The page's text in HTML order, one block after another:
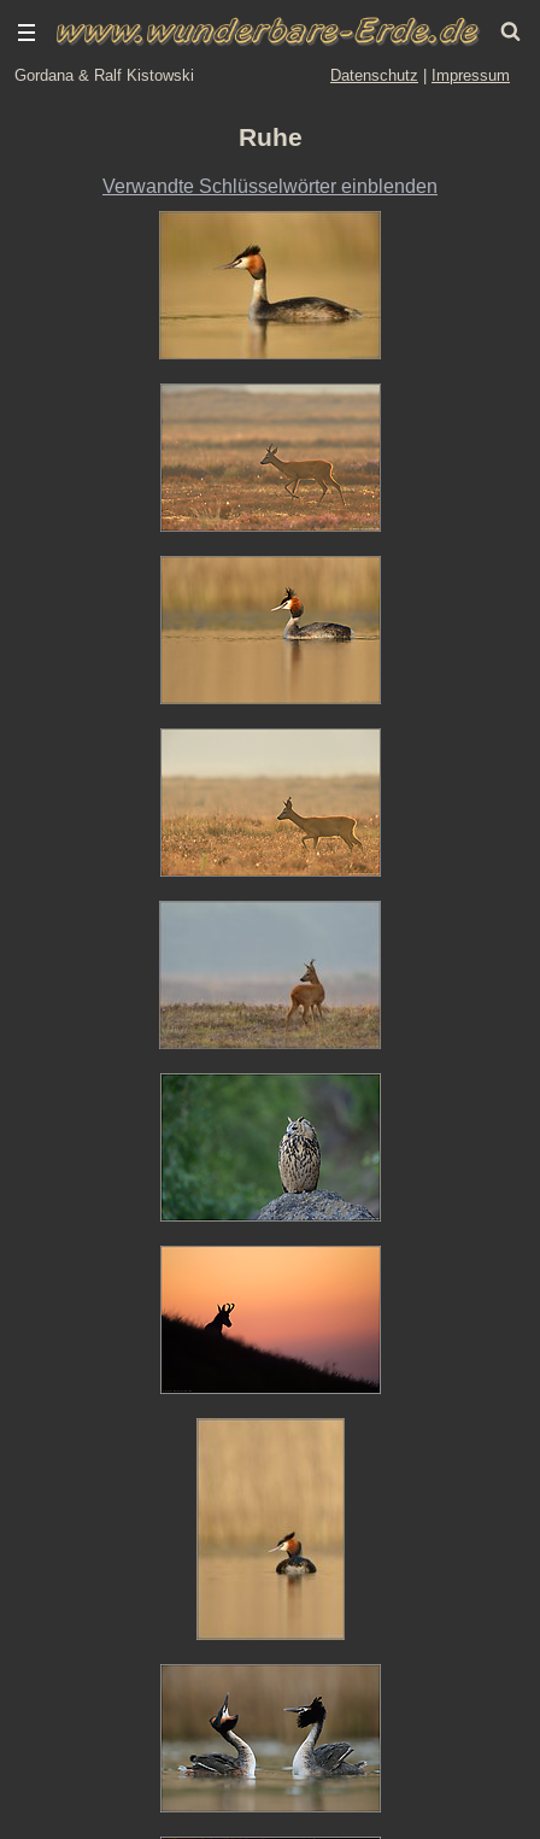
Gordana & Ralf Kistowski Datenschutz Impressum
Ruhe
Verwandte Schlüsselwörter einblenden